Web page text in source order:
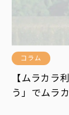
コラム
【ムラカラ
う」でムラ